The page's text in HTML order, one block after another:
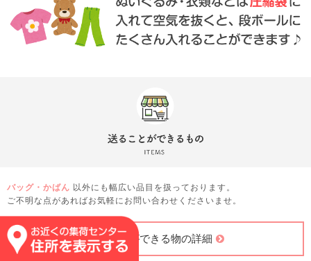
バッグ・かばん 以外にも幅広い品目を扱っております。
ご不明な点があればお気軽にお問い合わせくださいませ。
送ることができる物の詳細